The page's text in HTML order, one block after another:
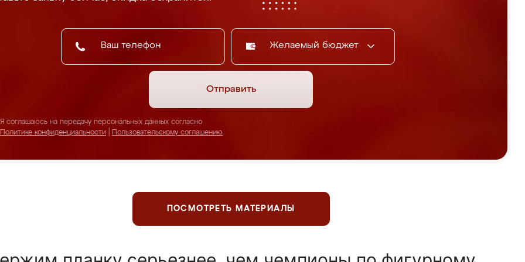
Желаемый бюджет
Отправить
Я соглашаюсь на передачу персональных данных согласно
Политике конфиденциальности
Пользовательскому соглашению
ПОСМОТРЕТЬ МАТЕРИАЛЫ